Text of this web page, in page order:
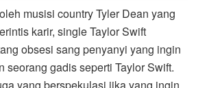
musisi country Tyler Dean yang
karir, single Taylor Swift
obsesi sang penyanyi yang ingin
seorang gadis seperti Taylor Swift.
yang berspekulasi jika yang ingin